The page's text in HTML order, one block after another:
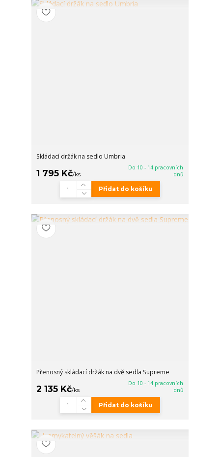
Skládací držák na sedlo Umbria
1 795 Kč/ks
Do 10 - 14 pracovních
dnů
Přidat do košíku
Přenosný skládací držák na dvě sedla Supreme
2 135 Kč/ks
Do 10 - 14 pracovních
dnů
Přidat do košíku